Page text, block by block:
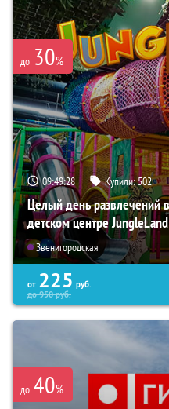
до 30%
09:49:27 Купили:502
Целый день развлечений
детском центре JungleLand
Звенигородская
от 225 руб.
до950руб.
до 40%